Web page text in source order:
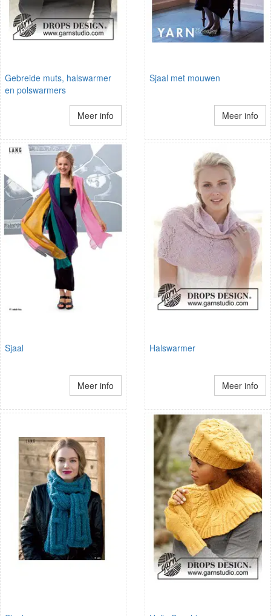
Gebreide muts, halswarmer
en polswarmers
Meer info
Sjaal met mouwen
Meer info
Sjaal
Meer info
Halswarmer
Meer info